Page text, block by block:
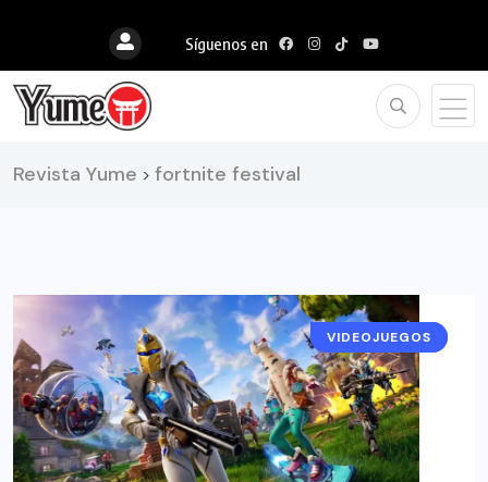
Síguenos en
Revista Yume > fortnite festival
NOTICIAS
VIDEOJUEGOS